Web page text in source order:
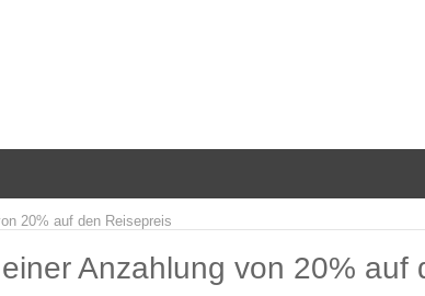
20% auf den Reisepreis
Anzahlung von 20% auf